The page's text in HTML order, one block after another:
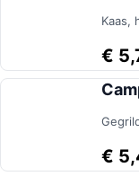
Kaas,
€
€